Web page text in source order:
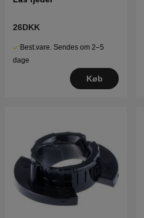
26DKK
Best.vare. Sendes om 2–5
dage
Køb